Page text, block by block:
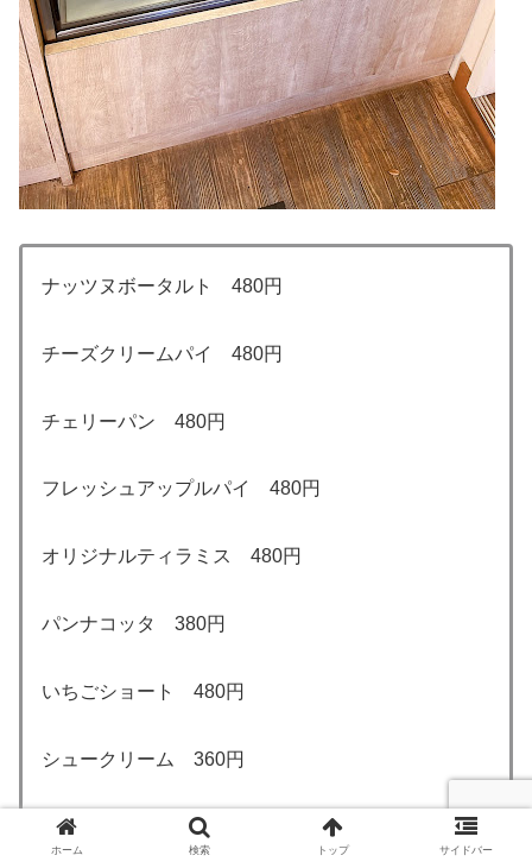
ナッツヌボータルト 480円
チーズクリームパイ 480円
チェリーパン 480円
フレッシュアップルパイ 480円
オリジナルティラミス 480円
パンナコッタ 380円
いちごショート 480円
シュークリーム 360円
オリジナルチーズケーキ 480円
ホーム 検索 トップ サイドバー